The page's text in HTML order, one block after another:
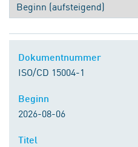
Dokumentnummer
ISO/CD 15004-1
Beginn
2026-08-06
Titel